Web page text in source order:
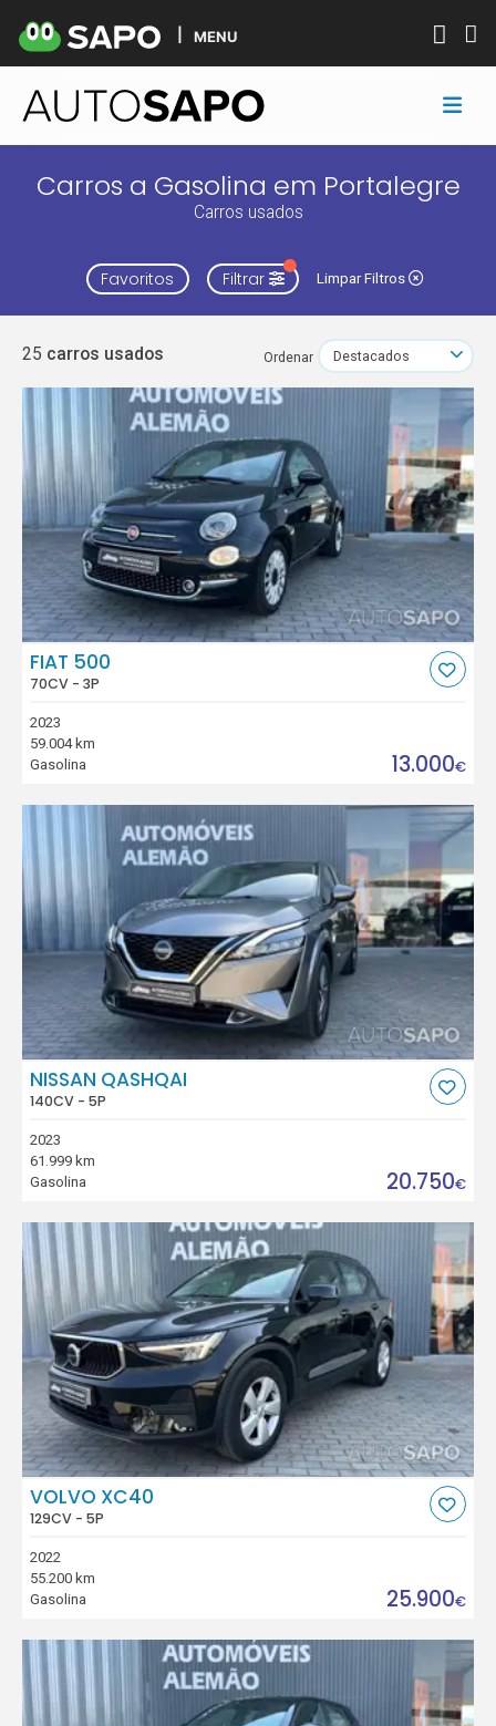
MENU
Carros a Gasolina em Portalegre
Carros usados
Favoritos Filtrar Limpar Filtros
25 carros usados Ordenar
FIAT 500
70CV - 3P
2023
59.004 km
Gasolina
13.000€
NISSAN QASHQAI
140CV - 5P
2023
61.999 km
Gasolina
20.750€
VOLVO XC40
129CV - 5P
2022
55.200 km
Gasolina
25.900€